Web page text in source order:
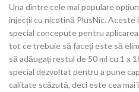
Una dintre cele mai populare
injecții cu nicotină PlusNic.
special concepute pentru
tot ce trebuie să faceți este să
să adăugați restul de 50 ml cu 1 x
special dezvoltat pentru a pune
calitate scăzută, deci este cea